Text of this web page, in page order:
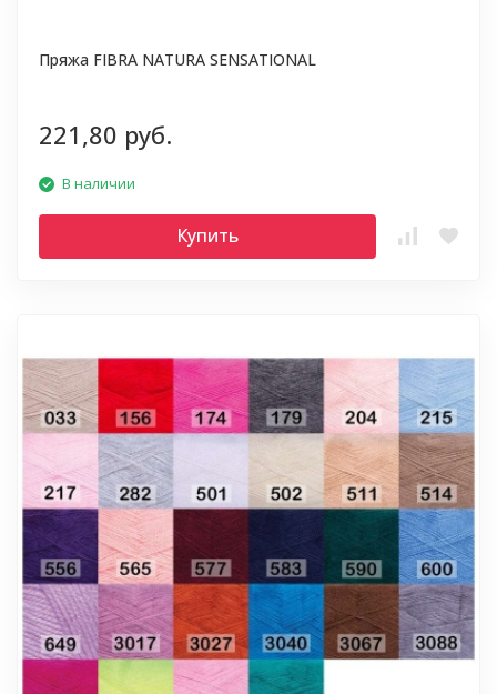
Пряжа FIBRA NATURA SENSATIONAL
221,80 руб.
В наличии
Купить